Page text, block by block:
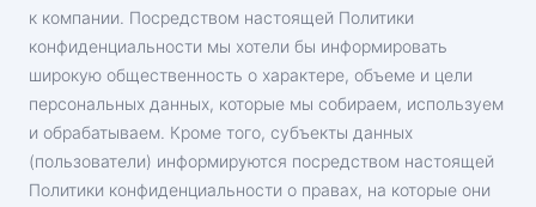
к компании. Посредством настоящей Политики
конфиденциальности мы хотели бы информировать
широкую общественность о характере, объеме и цели
персональных данных, которые мы собираем, используем
и обрабатываем. Кроме того, субъекты данных
(пользователи) информируются посредством настоящей
Политики конфиденциальности о правах, на которые они